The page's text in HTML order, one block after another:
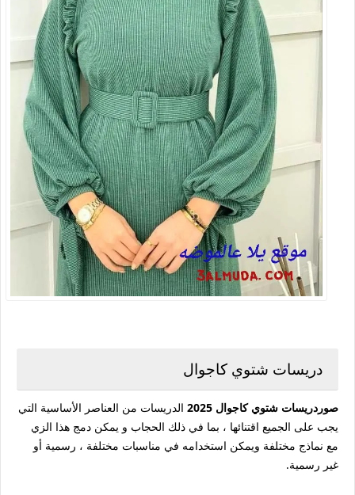
دريسات شتوي كاجوال
صوردريسات شتوي كاجوال 2025
الدريسات من العناصر الأساسية التي
يجب على الجميع اقتنائها ، بما في ذلك الحجاب و يمكن دمج هذا الزي
مع نماذج مختلفة ويمكن استخدامه في مناسبات مختلفة ، رسمية أو
غير رسمية.